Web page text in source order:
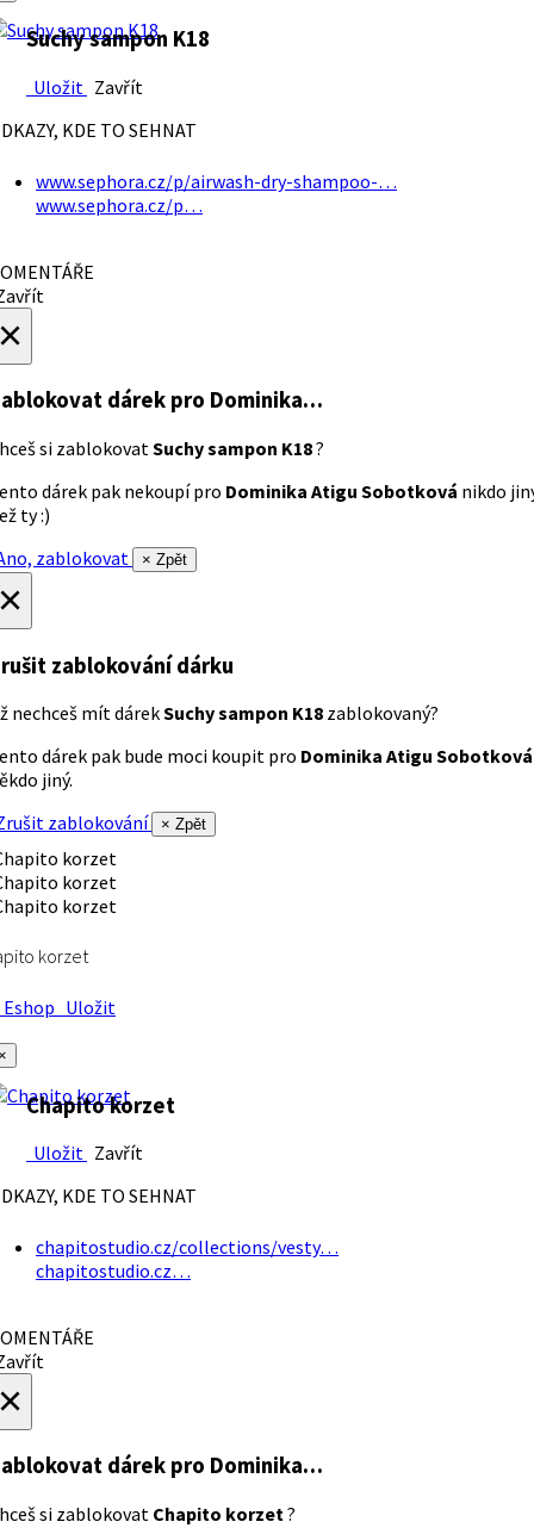
Suchy sampon K18
Uložit Zavřít
KDE TO SEHNAT
www.sephora.cz/p/airwash-dry-shampoo-…
www.sephora.cz/p…
dárek pro Dominika…
si zablokovatSuchy sampon K18?
dárek pak nekoupí pro Dominika Atigu Sobotková nikdo
ty :)
zablokovat
× Zpět
zablokování dárku
nechceš mít dárekSuchy sampon K18 zablokovaný?
dárek pak bude moci koupit pro Dominika Atigu Sobotková
jiný.
zablokování
× Zpět
korzet
Uložit
Chapito korzet
Uložit Zavřít
KDE TO SEHNAT
chapitostudio.cz/collections/vesty…
chapitostudio.cz…
dárek pro Dominika…
si zablokovat Chapito korzet?